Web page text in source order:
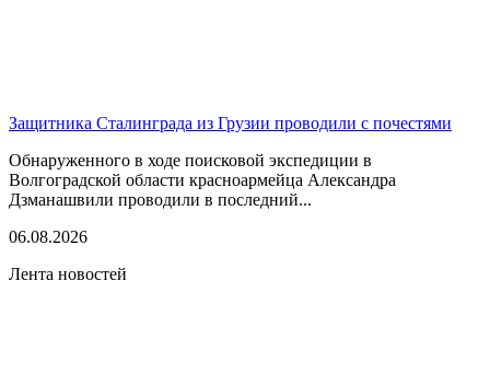
Защитника Сталинграда из Грузии проводили с почестями
Обнаруженного в ходе поисковой экспедиции в
Волгоградской области красноармейца Александра
Дзманашвили проводили в последний...
06.08.2026
Лента новостей